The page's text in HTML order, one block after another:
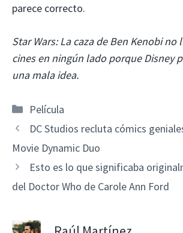
parece correcto.
Star Wars: La caza de Ben Kenobi no
cines en ningún lado porque Disney
una mala idea.
Categorías
Película
DC Studios recluta cómics
Movie Dynamic Duo
Esto es lo que significaba
del Doctor Who de Carole Ann Ford